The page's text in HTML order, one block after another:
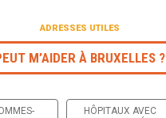
ADRESSES UTILES
M’AIDER À BRUXELLES ?
HÔPITAUX AVEC